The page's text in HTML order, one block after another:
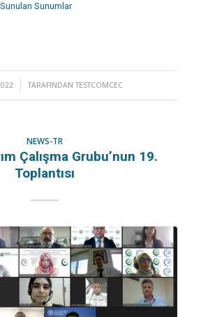
Sunumlar
TARAFINDANTESTCOMCEC
NEWS-TR
Çalışma Grubu’nun 19.
Toplantısı